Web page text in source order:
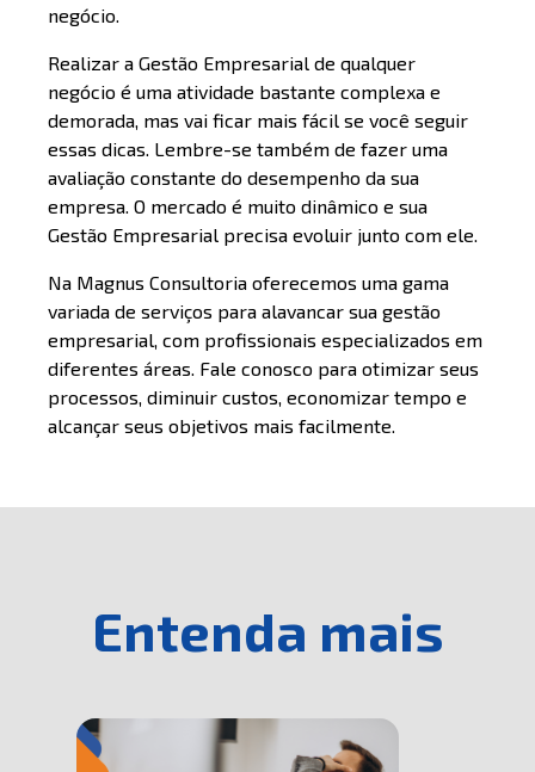
negócio.
Realizar a Gestão Empresarial de qualquer
negócio é uma atividade bastante complexa e
demorada, mas vai ficar mais fácil se você seguir
essas dicas. Lembre-se também de fazer uma
avaliação constante do desempenho da sua
empresa. O mercado é muito dinâmico e sua
Gestão Empresarial precisa evoluir junto com ele.
Na Magnus Consultoria oferecemos uma gama
variada de serviços para alavancar sua gestão
empresarial, com profissionais especializados em
diferentes áreas. Fale conosco para otimizar seus
processos, diminuir custos, economizar tempo e
alcançar seus objetivos mais facilmente.
Entenda mais